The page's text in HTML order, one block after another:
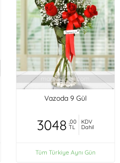
Vazoda 9 Gül
3048 ,00
TL
KDV
Dahil
Tüm Türkiye Aynı Gün